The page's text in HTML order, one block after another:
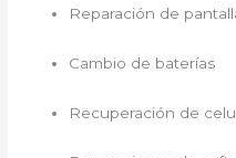
Reparación de
Cambio de baterías
Recuperación de